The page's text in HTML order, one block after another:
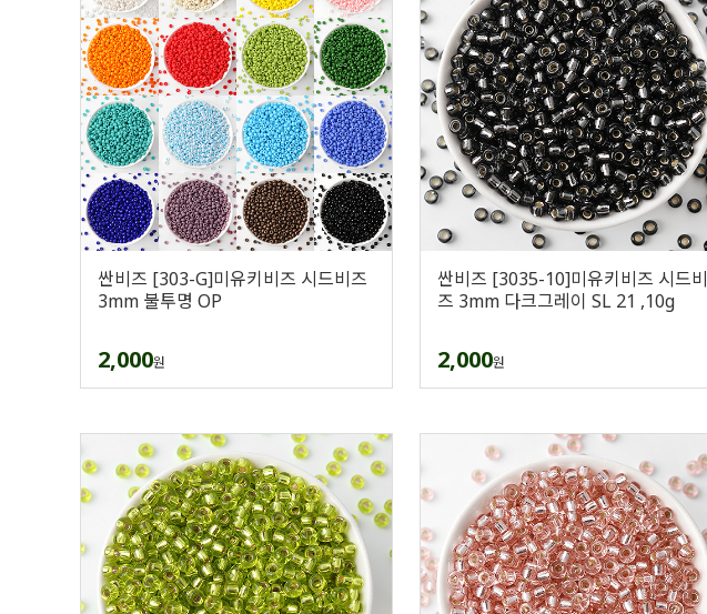
싼비즈 [303-G]미유키비즈 시드비즈
3mm 불투명 OP
2,000원
싼비즈 [3035-10]미유키비즈 시드비
즈 3mm 다크그레이 SL 21 ,10g
2,000원